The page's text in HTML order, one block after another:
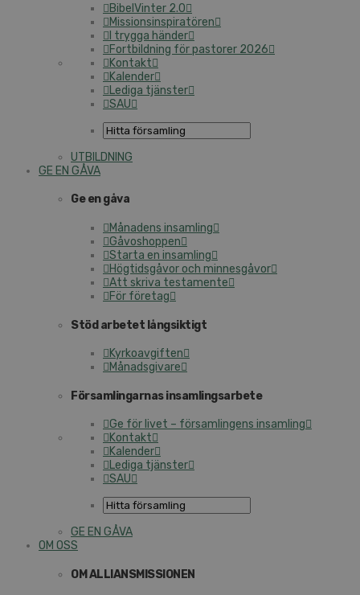
BibelVinter 2.0
Missionsinspiratören
I trygga händer
Fortbildning för pastorer 2026
Kontakt
Kalender
Lediga tjänster
SAU
UTBILDNING
GE EN GÅVA
Ge en gåva
Månadens insamling
Gåvoshoppen
Starta en insamling
Högtidsgåvor och minnesgåvor
Att skriva testamente
För företag
Stöd arbetet långsiktigt
Kyrkoavgiften
Månadsgivare
Församlingarnas insamlingsarbete
Ge för livet – församlingens insamling
Kontakt
Kalender
Lediga tjänster
SAU
GE EN GÅVA
OM OSS
OM ALLIANSMISSIONEN